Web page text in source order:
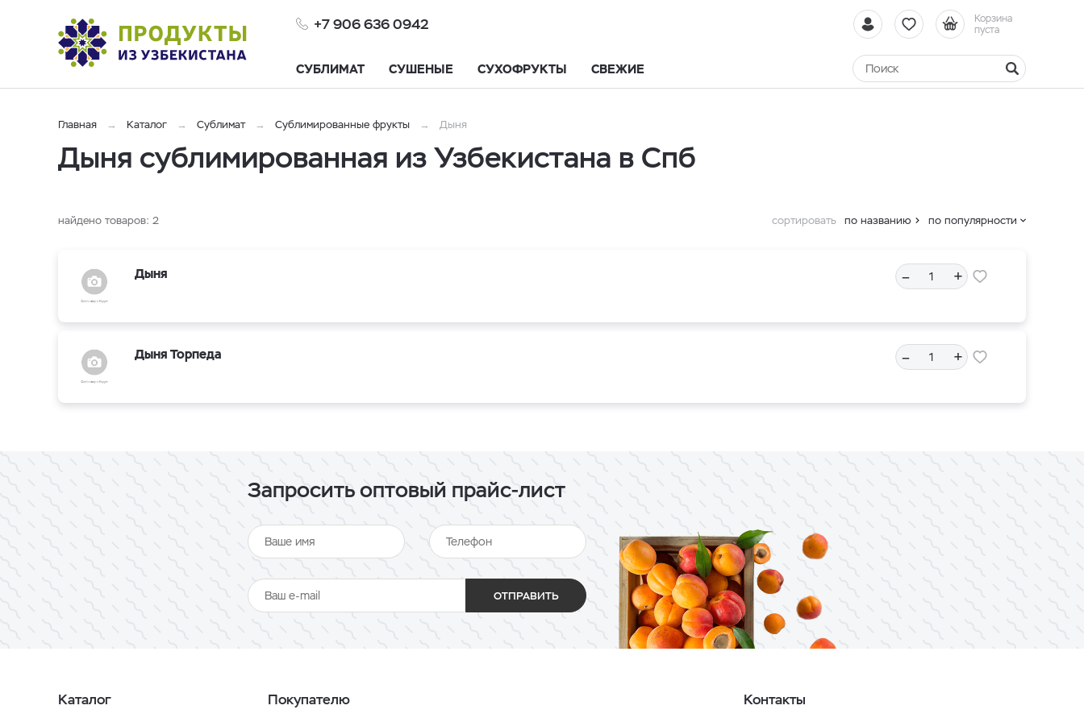
+7 906 636 0942
Корзина
пуста
СУБЛИМАТ СУШЕНЫЕ СУХОФРУКТЫ СВЕЖИЕ
Главная Каталог Сублимат Сублимированные фрукты Дыня
Дыня сублимированная из Узбекистана в Спб
найдено товаров: 2 сортировать по названию по популярности
Дыня – +
Дыня Торпеда – +
Запросить оптовый прайс-лист
ОТПРАВИТЬ
Каталог Покупателю Контакты